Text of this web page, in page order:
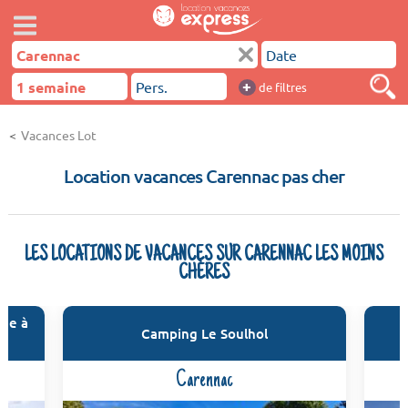
+ de filtres
Vacances Lot
Location vacances Carennac pas cher
LES LOCATIONS DE VACANCES SUR CARENNAC LES MOINS
CHÈRES
à
Camping Le Soulhol
Carennac